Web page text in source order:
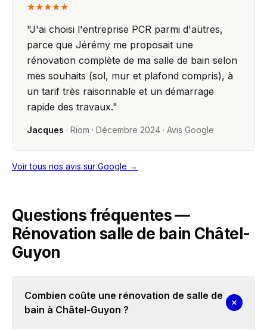
★★★★★
"J'ai choisi l'entreprise PCR parmi d'autres,
parce que Jérémy me proposait une
rénovation complète de ma salle de bain selon
mes souhaits (sol, mur et plafond compris), à
un tarif très raisonnable et un démarrage
rapide des travaux."
Jacques · Riom · Décembre 2024 · Avis Google
Voir tous nos avis sur Google →
Questions fréquentes —
Rénovation salle de bain Châtel-
Guyon
Combien coûte une rénovation de salle de
bain à Châtel-Guyon ?